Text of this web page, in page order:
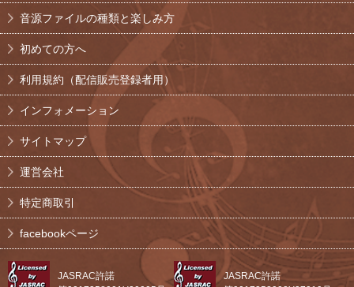
音源ファイルの種類と楽しみ方
初めての方へ
利用規約（配信販売登録者用）
インフォメーション
サイトマップ
運営会社
特定商取引
facebookページ
JASRAC許諾
JASRAC許諾